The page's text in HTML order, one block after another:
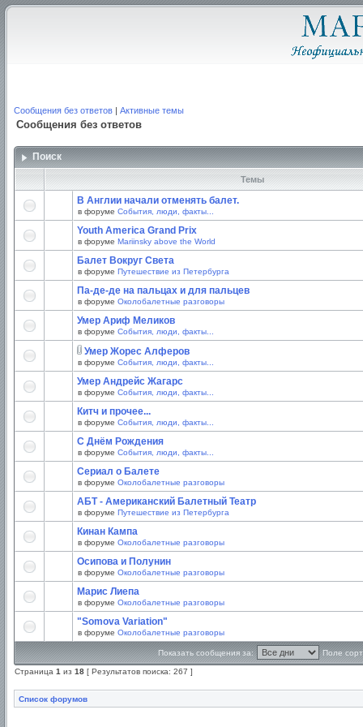
Сообщения без ответов | Активные темы
Сообщения без ответов
Поиск
Темы
В Англии начали отменять балет.
в форуме События, люди, факты...
Youth America Grand Prix
в форуме Mariinsky above the World
Балет Вокруг Света
в форуме Путешествие из Петербурга
Па-де-де на пальцах и для пальцев
в форуме Околобалетные разговоры
Умер Ариф Меликов
в форуме События, люди, факты...
Умер Жорес Алферов
в форуме События, люди, факты...
Умер Андрейс Жагарс
в форуме События, люди, факты...
Китч и прочее...
в форуме События, люди, факты...
С Днём Рождения
в форуме События, люди, факты...
Сериал о Балете
в форуме Околобалетные разговоры
АБТ - Американский Балетный Театр
в форуме Путешествие из Петербурга
Кинан Кампа
в форуме Околобалетные разговоры
Осипова и Полунин
в форуме Околобалетные разговоры
Марис Лиепа
в форуме Околобалетные разговоры
"Somova Variation"
в форуме Околобалетные разговоры
Показать сообщения за: Поле
Страница 1 из 18 [ Результатов поиска: 267 ]
Список форумов